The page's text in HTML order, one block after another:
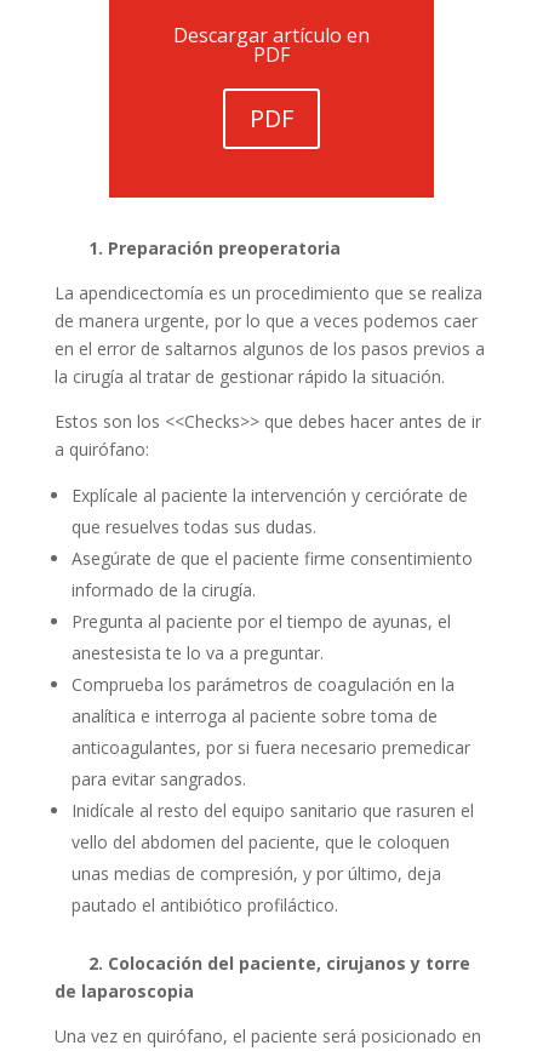
Descargar artículo en
PDF
PDF
1. Preparación preoperatoria
La apendicectomía es un procedimiento que se realiza
de manera urgente, por lo que a veces podemos caer
en el error de saltarnos algunos de los pasos previos a
la cirugía al tratar de gestionar rápido la situación.
Estos son los <<Checks>> que debes hacer antes de ir
a quirófano:
Explícale al paciente la intervención y cerciórate de
que resuelves todas sus dudas.
Asegúrate de que el paciente firme consentimiento
informado de la cirugía.
Pregunta al paciente por el tiempo de ayunas, el
anestesista te lo va a preguntar.
Comprueba los parámetros de coagulación en la
analítica e interroga al paciente sobre toma de
anticoagulantes, por si fuera necesario premedicar
para evitar sangrados.
Inidícale al resto del equipo sanitario que rasuren el
vello del abdomen del paciente, que le coloquen
unas medias de compresión, y por último, deja
pautado el antibiótico profiláctico.
2. Colocación del paciente, cirujanos y torre
de laparoscopia
Una vez en quirófano, el paciente será posicionado en